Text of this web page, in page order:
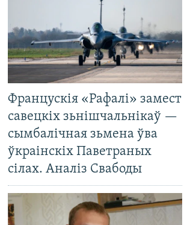
Францускія «Рафалі» замест
савецкіх зьнішчальнікаў —
сымбалічная зьмена ўва
ўкраінскіх Паветраных
сілах. Аналіз Свабоды